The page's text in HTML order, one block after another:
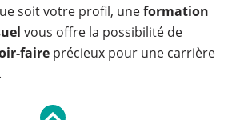
soit votre profil, uneformation
vous offre la possibilité de
faire précieux pour une carrière
.